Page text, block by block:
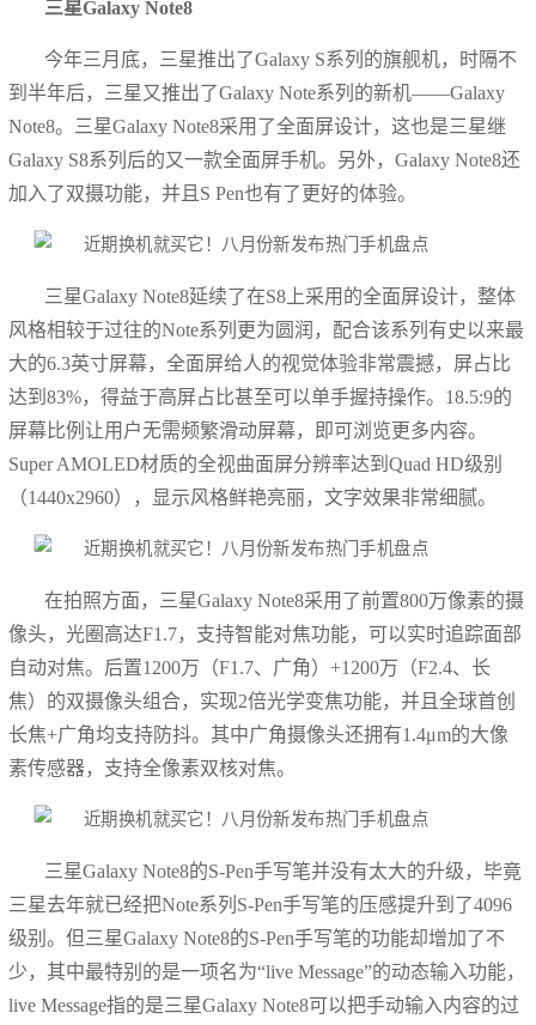
三星Galaxy Note8
今年三月底，三星推出了Galaxy S系列的旗舰机，时隔不
到半年后，三星又推出了Galaxy Note系列的新机——Galaxy
Note8。三星Galaxy Note8采用了全面屏设计，这也是三星继
Galaxy S8系列后的又一款全面屏手机。另外，Galaxy Note8还
加入了双摄功能，并且S Pen也有了更好的体验。
三星Galaxy Note8延续了在S8上采用的全面屏设计，整体
风格相较于过往的Note系列更为圆润，配合该系列有史以来最
大的6.3英寸屏幕，全面屏给人的视觉体验非常震撼，屏占比
达到83%，得益于高屏占比甚至可以单手握持操作。18.5:9的
屏幕比例让用户无需频繁滑动屏幕，即可浏览更多内容。
Super AMOLED材质的全视曲面屏分辨率达到Quad HD级别
（1440x2960），显示风格鲜艳亮丽，文字效果非常细腻。
在拍照方面，三星Galaxy Note8采用了前置800万像素的摄
像头，光圈高达F1.7，支持智能对焦功能，可以实时追踪面部
自动对焦。后置1200万（F1.7、广角）+1200万（F2.4、长
焦）的双摄像头组合，实现2倍光学变焦功能，并且全球首创
长焦+广角均支持防抖。其中广角摄像头还拥有1.4μm的大像
素传感器，支持全像素双核对焦。
三星Galaxy Note8的S-Pen手写笔并没有太大的升级，毕竟
三星去年就已经把Note系列S-Pen手写笔的压感提升到了4096
级别。但三星Galaxy Note8的S-Pen手写笔的功能却增加了不
少，其中最特别的是一项名为“live Message”的动态输入功能，
live Message指的是三星Galaxy Note8可以把手动输入内容的过